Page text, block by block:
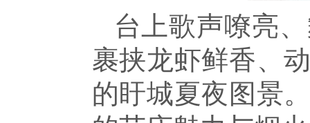
台上歌声嘹亮
裹挟龙虾鲜香、
的盱城夏夜图景